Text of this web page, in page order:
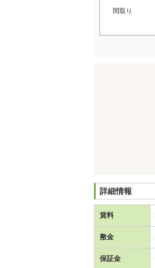
間取り
詳細情報
賃料
敷金
保証金